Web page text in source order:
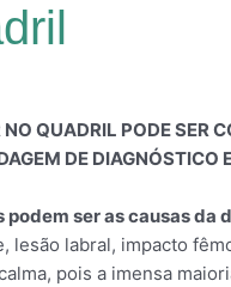
NO QUADRIL PODE SER
DE DIAGNÓSTICO
podem ser as causas da
lesão labral, impacto
pois a imensa